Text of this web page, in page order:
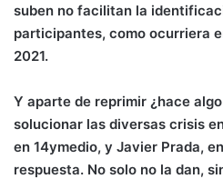
suben no facilitan la
participantes, como ocurriera
2021.
Y aparte de reprimir ¿hace
solucionar las diversas crisis
en 14ymedio, y Javier Prada,
respuesta. No solo no la dan,